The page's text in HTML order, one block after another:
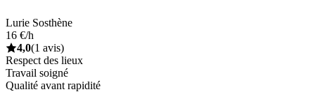
Lurie Sosthène
16 €/h
4,0(1 avis)
Respect des lieux
Travail soigné
Qualité avant rapidité